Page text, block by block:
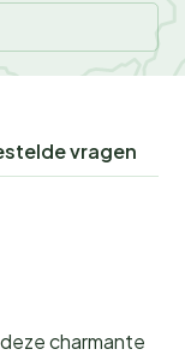
vragen
charmante